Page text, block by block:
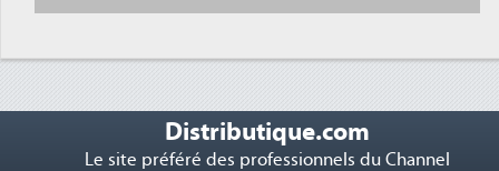
Distributique.com
Le site préféré des professionnels du Channel